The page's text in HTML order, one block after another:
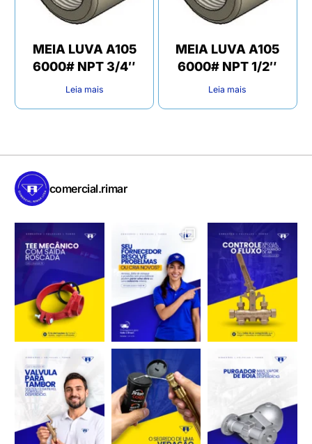
MEIA LUVA A105
6000# NPT 3/4″
Leia mais
MEIA LUVA A105
6000# NPT 1/2″
Leia mais
comercial.rimar